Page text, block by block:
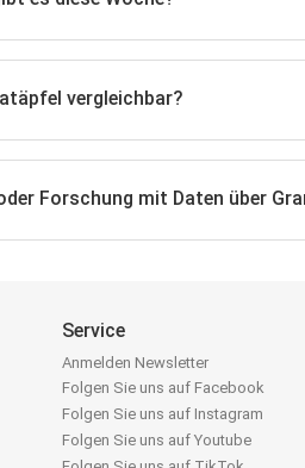
vergleichbar?
Forschung mit Daten über
Service
Anmelden Newsletter
Folgen Sie uns auf Facebook
Folgen Sie uns auf Instagram
Folgen Sie uns auf Youtube